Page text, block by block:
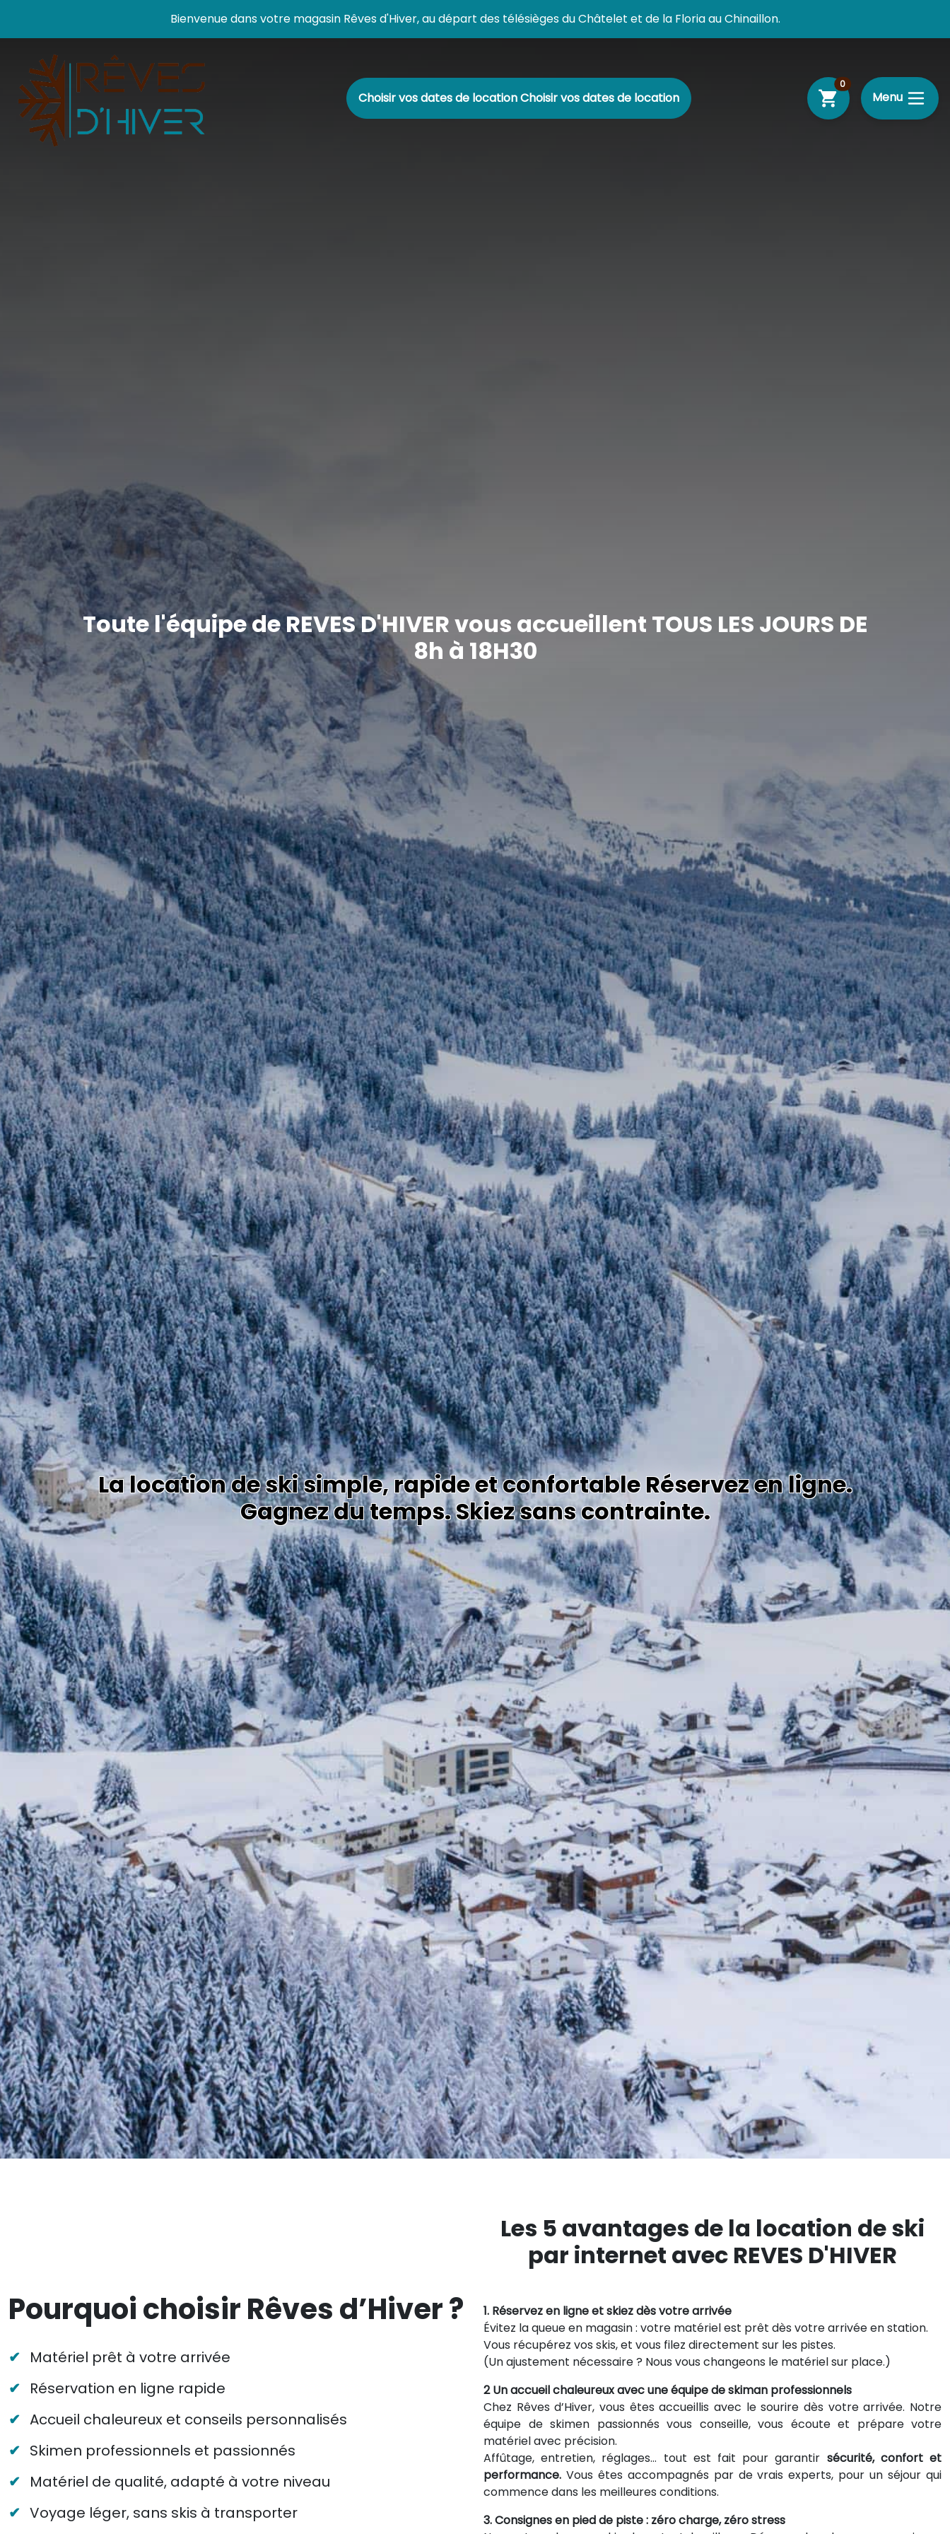
Bienvenue dans votre magasin Rêves d'Hiver, au départ des télésièges du Châtelet et de la Floria au Chinaillon.
Choisir vos dates de locationChoisir vos dates de location
0equipments
Menu
Toute l'équipe de REVES D'HIVER vous accueillent TOUS LES JOURS DE
8h à 18H30
La location de ski simple, rapide et confortable Réservez en ligne.
Gagnez du temps. Skiez sans contrainte.
Pourquoi choisir Rêves d’Hiver ?
✔ Matériel prêt à votre arrivée
✔ Réservation en ligne rapide
✔ Accueil chaleureux et conseils personnalisés
✔ Skimen professionnels et passionnés
✔ Matériel de qualité, adapté à votre niveau
✔ Voyage léger, sans skis à transporter
Les 5 avantages de la location de ski
par internet avec REVES D'HIVER
1. Réservez en ligne et skiez dès votre arrivée
Évitez la queue en magasin : votre matériel est prêt dès votre arrivée en station.
Vous récupérez vos skis, et vous filez directement sur les pistes.
(Un ajustement nécessaire ? Nous vous changeons le matériel sur place.)
2 Un accueil chaleureux avec une équipe de skiman professionnels
Chez Rêves d’Hiver, vous êtes accueillis avec le sourire dès votre arrivée. Notre
équipe de skimen passionnés vous conseille, vous écoute et prépare votre
matériel avec précision.
Affûtage, entretien, réglages… tout est fait pour garantir sécurité, confort et
performance. Vous êtes accompagnés par de vrais experts, pour un séjour qui
commence dans les meilleures conditions.
3. Consignes en pied de piste : zéro charge, zéro stress